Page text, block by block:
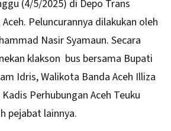
(4/5/2025) di Depo Trans
Peluncurannya dilakukan oleh
Nasir Syamaun. Secara
klakson bus bersama Bupati
Idris, Walikota Banda Aceh Illiza
Perhubungan Aceh Teuku
pejabat lainnya.